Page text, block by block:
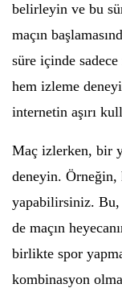
belirleyin ve bu
maçın
süre içinde
hem izleme
internetin aşırı
Maç izlerken, bir
deneyin. Örneğin,
yapabilirsiniz. Bu,
de maçın
birlikte spor
kombinasyon